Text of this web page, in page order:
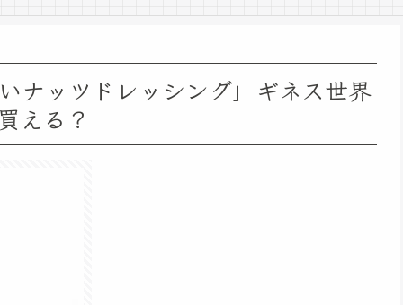
ナッツドレッシング」ギネス世界
える？